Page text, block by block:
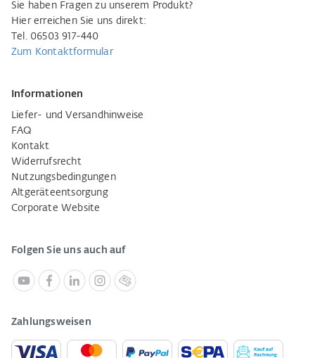
Sie haben Fragen zu unserem Produkt?
Hier erreichen Sie uns direkt:
Tel. 06503 917-440
Zum Kontaktformular
Informationen
Liefer- und Versandhinweise
FAQ
Kontakt
Widerrufsrecht
Nutzungsbedingungen
Altgeräteentsorgung
Corporate Website
Folgen Sie uns auch auf
Zahlungsweisen